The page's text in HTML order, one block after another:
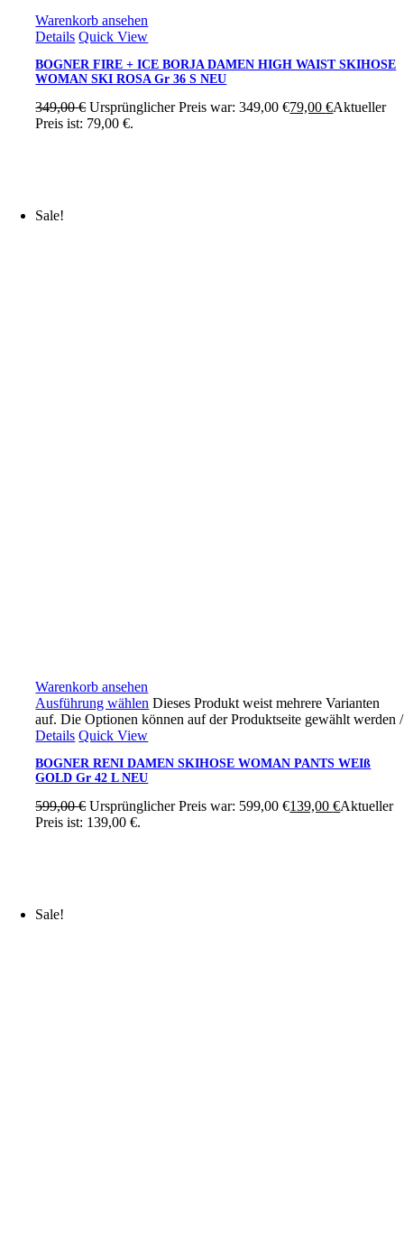
Warenkorb ansehen
Details Quick View
BOGNER FIRE + ICE BORJA DAMEN HIGH WAIST SKIHOSE
WOMAN SKI ROSA Gr 36 S NEU
349,00€ Ursprünglicher Preis war: 349,00 €79,00€Aktueller
Preis ist: 79,00 €.
Sale!
Warenkorb ansehen
Ausführung wählen Dieses Produkt weist mehrere Varianten
auf. Die Optionen können auf der Produktseite gewählt werden/
Details Quick View
BOGNER RENI DAMEN SKIHOSE WOMAN PANTS WEIß
GOLD Gr 42 L NEU
599,00€ Ursprünglicher Preis war: 599,00 €139,00€Aktueller
Preis ist: 139,00 €.
Sale!